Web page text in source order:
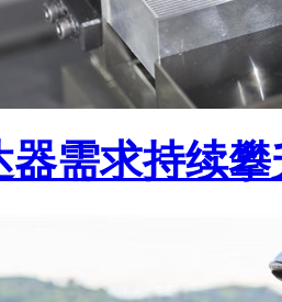
器需求持续